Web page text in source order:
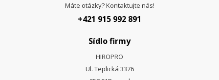
Máte otázky? Kontaktujte nás!
+421 915 992 891
Sídlo firmy
HIROPRO
Ul. Teplická 3376